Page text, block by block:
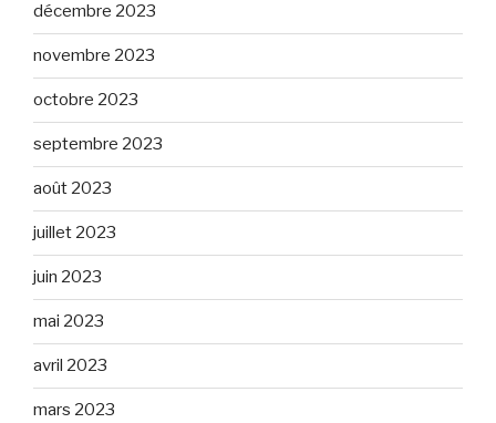
décembre 2023
novembre 2023
octobre 2023
septembre 2023
août 2023
juillet 2023
juin 2023
mai 2023
avril 2023
mars 2023